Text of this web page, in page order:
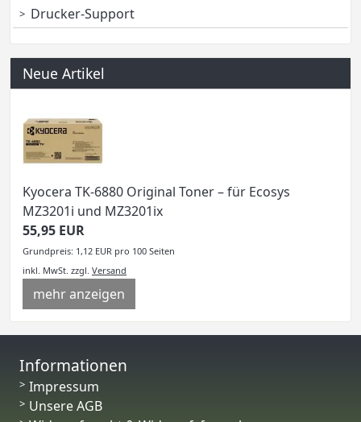
Drucker-Support
Neue Artikel
Kyocera TK-6880 Original Toner – für Ecosys
MZ3201i und MZ3201ix
55,95 EUR
Grundpreis: 1,12 EUR pro 100 Seiten
inkl. MwSt. zzgl. Versand
mehr anzeigen
Informationen
Impressum
Unsere AGB